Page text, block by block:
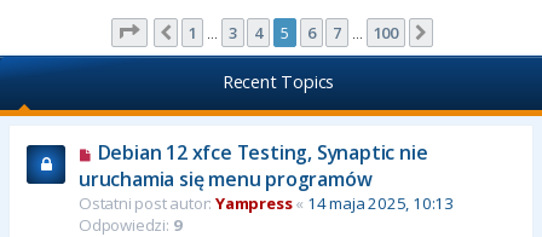
Strona 100
Poprzednia
1 3 4 5 6 7 100
Recent Topics
Debian 12 xfce Testing, Synaptic nie
uruchamia się menu programów
Ostatni post autor: Yampress« 14 maja 2025, 10:13
Odpowiedzi: 9